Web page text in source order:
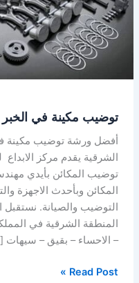
توضيب مكينة في الخبر
أفضل ورشة توضيب مكينة
الشرقية يقدم مركز
توضيب المكائن بأيدي
المكائن وبأحدث الاجهزة
التوضيب والصيانة.
المنطقة الشرقية في
– الاحساء – بقيق – سيهات
–
المنطقة
الشرقية
Read Post »